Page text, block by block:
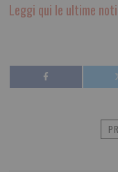
Leggi qui le ultime